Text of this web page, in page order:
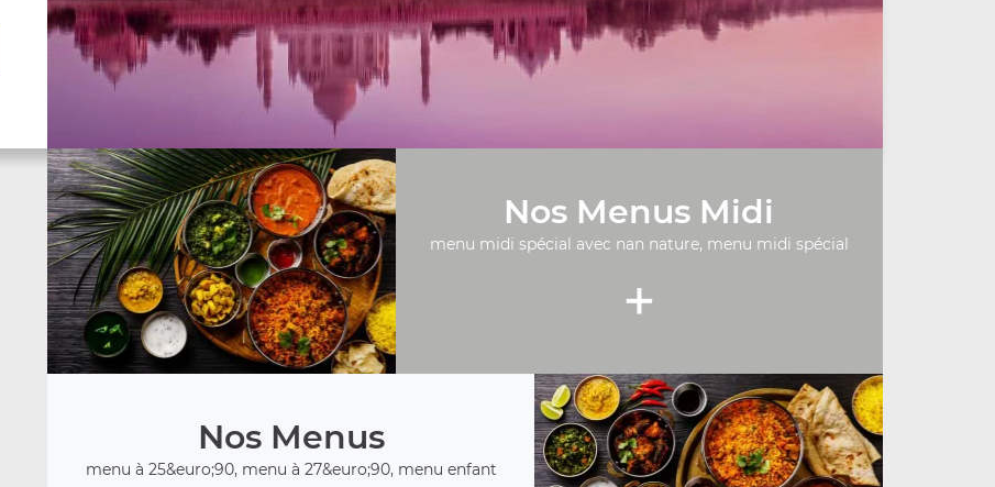
Nos Menus Midi
menu midi spécial avec nan nature, menu midi spécial
+
Nos Menus
menu à 25&euro;90, menu à 27&euro;90, menu enfant